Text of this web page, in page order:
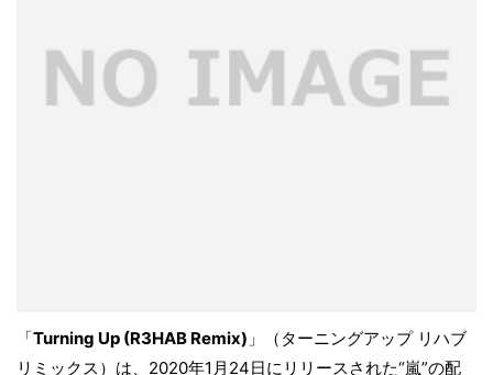
「Turning Up (R3HAB Remix) 」（ターニングアップ リハブ
リミックス）は、2020年1月24日にリリースされた“嵐”の配